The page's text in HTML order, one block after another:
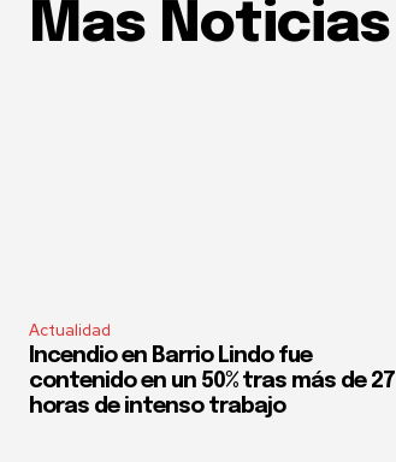
Mas Noticias
Actualidad
Incendio en Barrio Lindo fue
contenido en un 50% tras más de 27
horas de intenso trabajo